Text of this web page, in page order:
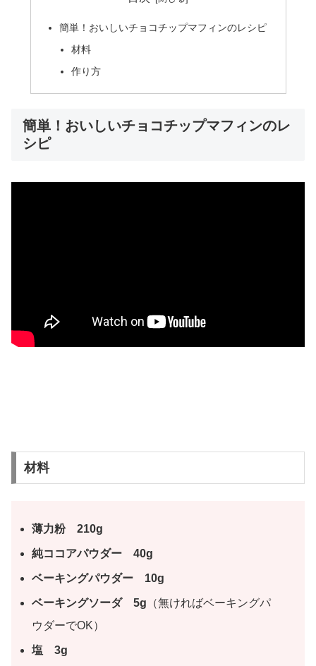
簡単！おいしいチョコチップマフィンのレシピ
材料
作り方
簡単！おいしいチョコチップマフィンのレ
シピ
材料
薄力粉 210g
純ココアパウダー 40g
ベーキングパウダー 10g
ベーキングソーダ 5g （無ければベーキングパ
ウダーでOK）
塩 3g